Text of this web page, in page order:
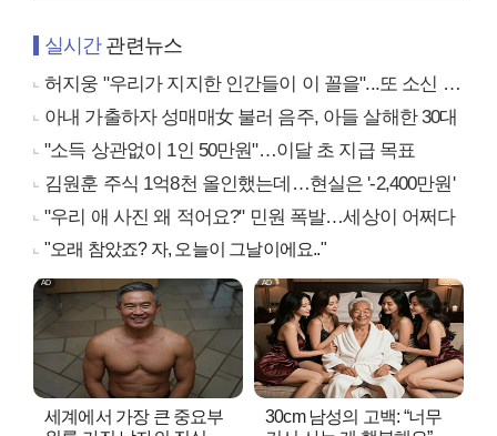
실시간관련뉴스
허지웅 "우리가 지지한 인간들이 이 꼴을"...또 소신 발언
아내 가출하자 성매매女 불러 음주, 아들 살해한 30대
"소득 상관없이 1인 50만원"…이달 초 지급 목표
김원훈 주식 1억8천 올인했는데…현실은 '-2,400만원'
"우리 애 사진 왜 적어요?" 민원 폭발…세상이 어쩌다
"오래 참았죠? 자, 오늘이 그날이에요.."
세계에서 가장 큰 중요부
30cm 남성의 고백: “너무